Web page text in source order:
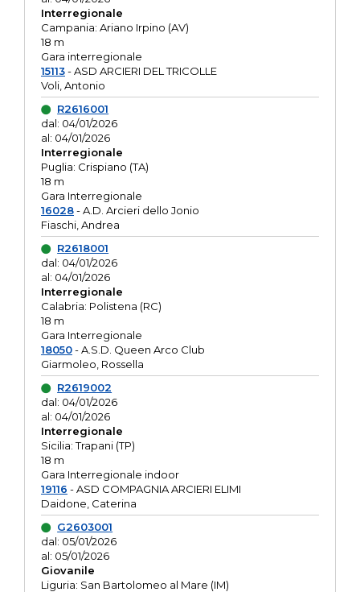
Interregionale
Campania: Ariano Irpino (AV)
18 m
Gara interregionale
15113- ASD ARCIERI DEL TRICOLLE
Voli, Antonio
R2616001
dal: 04/01/2026
al: 04/01/2026
Interregionale
Puglia: Crispiano (TA)
18 m
Gara Interregionale
16028- A.D. Arcieri dello Jonio
Fiaschi, Andrea
R2618001
dal: 04/01/2026
al: 04/01/2026
Interregionale
Calabria: Polistena (RC)
18 m
Gara Interregionale
18050- A.S.D. Queen Arco Club
Giarmoleo, Rossella
R2619002
dal: 04/01/2026
al: 04/01/2026
Interregionale
Sicilia: Trapani (TP)
18 m
Gara Interregionale indoor
19116 - ASD COMPAGNIA ARCIERI ELIMI
Daidone, Caterina
G2603001
dal: 05/01/2026
al: 05/01/2026
Giovanile
Liguria: San Bartolomeo al Mare (IM)